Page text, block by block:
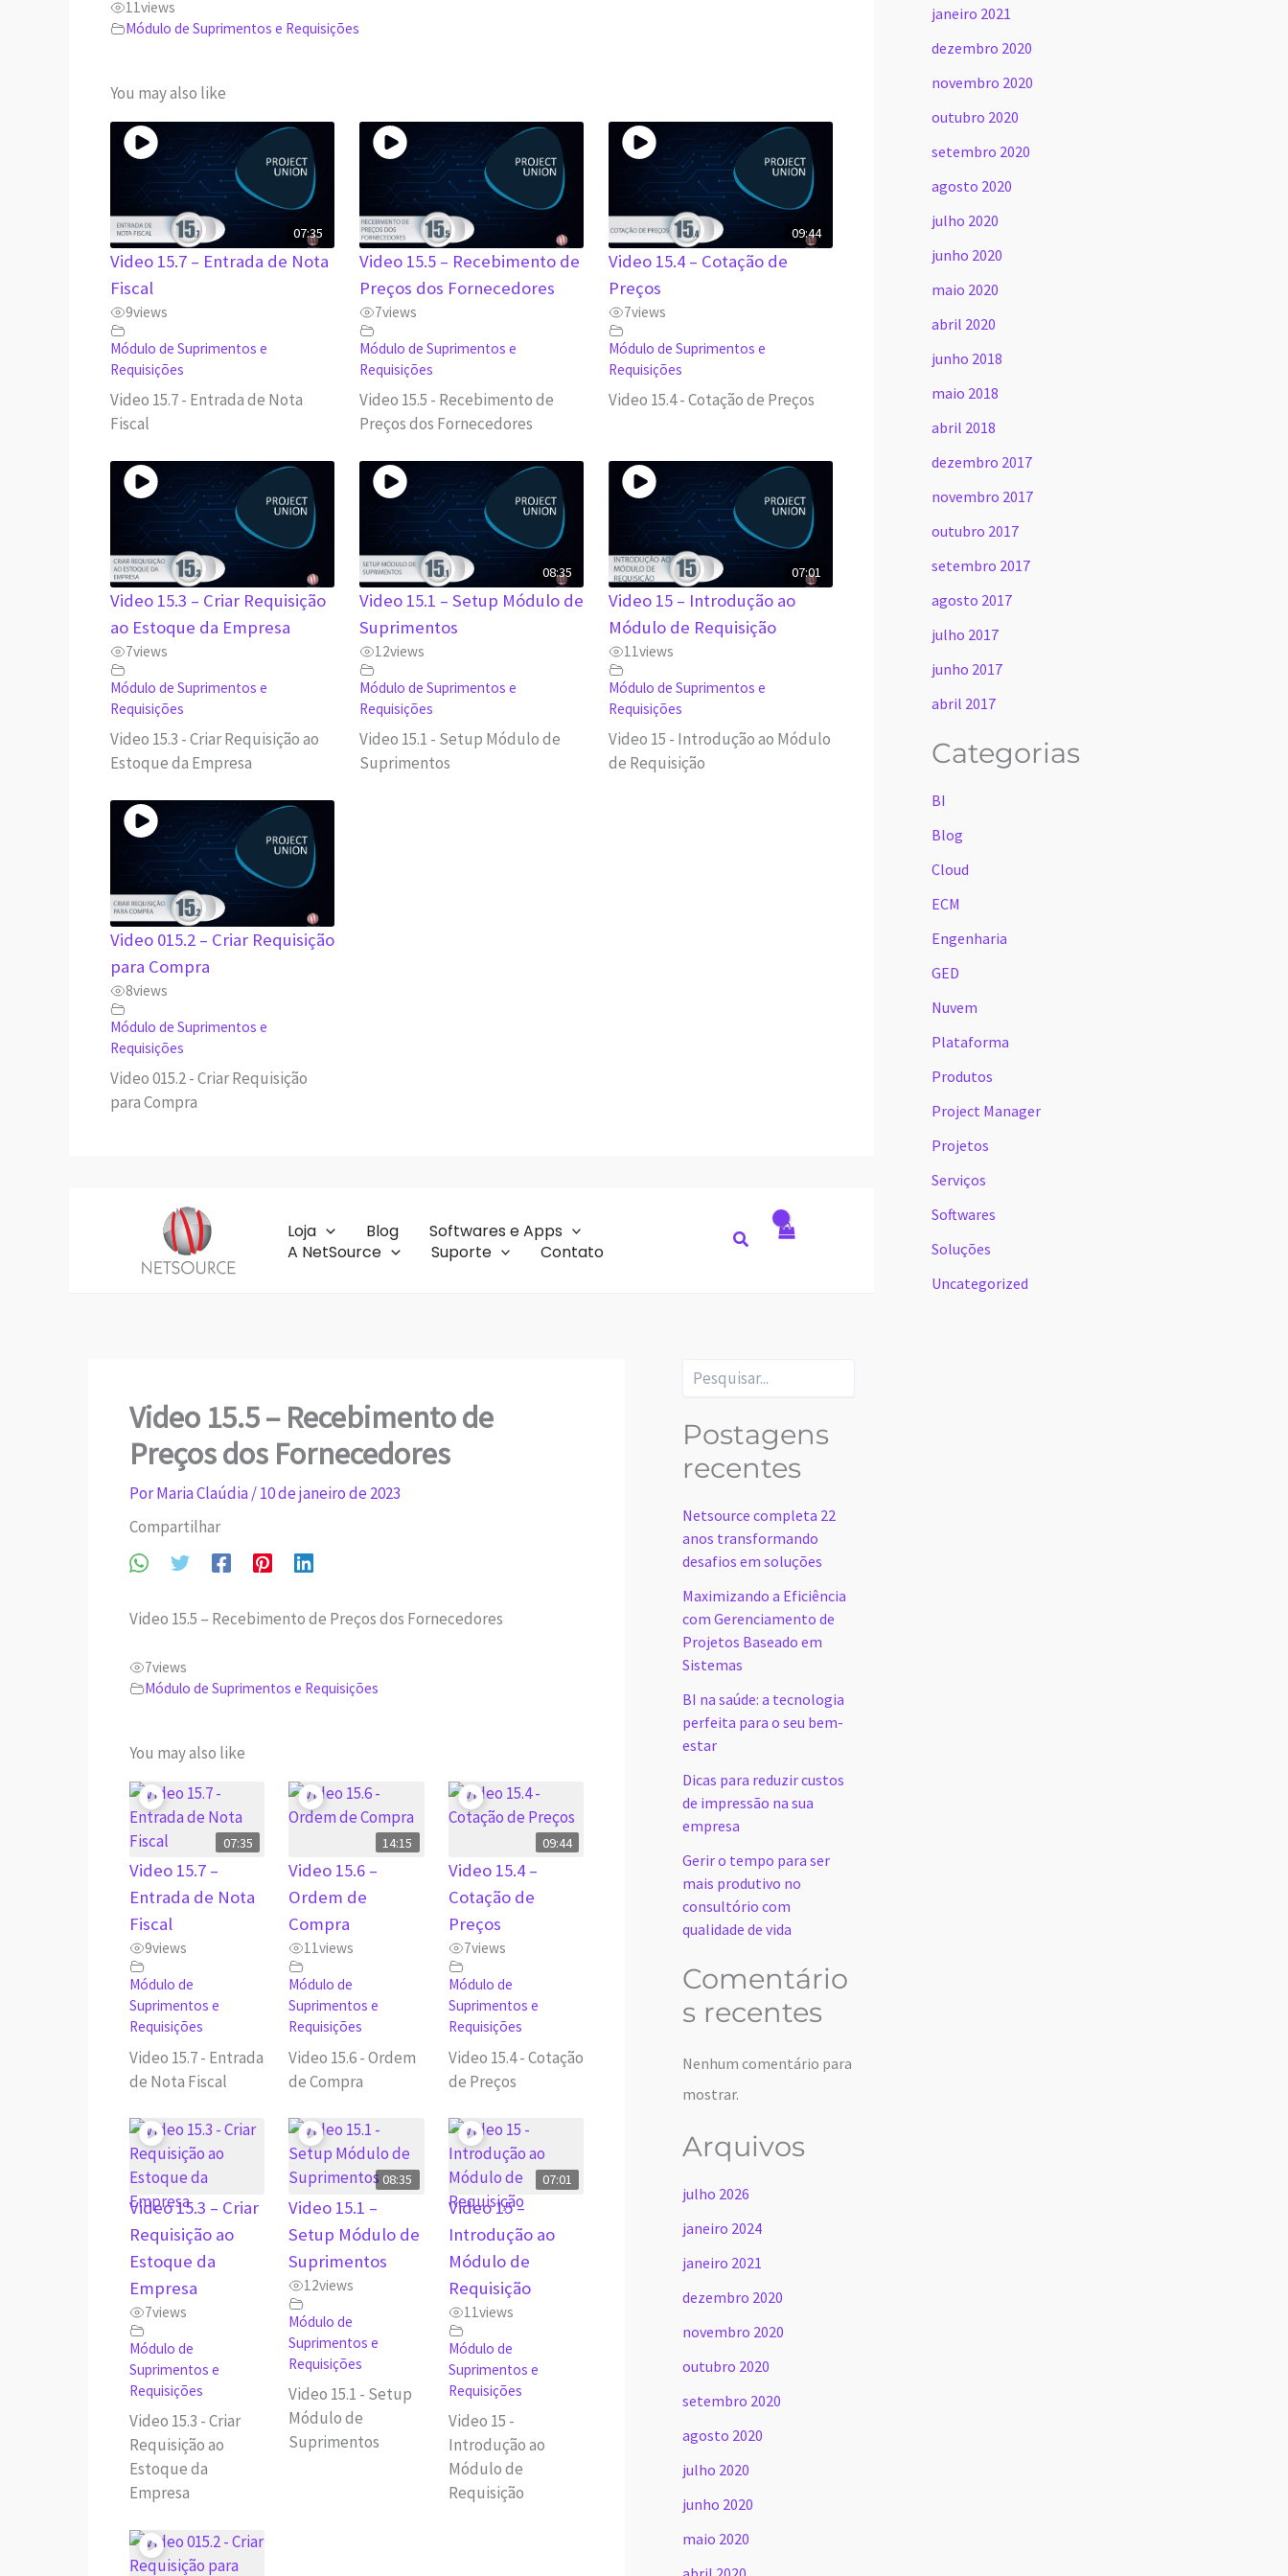
11views
Módulo de Suprimentos e Requisições
You may also like
07:35
Video 15.7 – Entrada de Nota
Fiscal
9views
Módulo de Suprimentos e
Requisições
Video 15.7 - Entrada de Nota
Fiscal
Video 15.5 – Recebimento de
Preços dos Fornecedores
7views
Módulo de Suprimentos e
Requisições
Video 15.5 - Recebimento de
Preços dos Fornecedores
09:44
Video 15.4 – Cotação de
Preços
7views
Módulo de Suprimentos e
Requisições
Video 15.4 - Cotação de Preços
Video 15.3 – Criar Requisição
ao Estoque da Empresa
7views
Módulo de Suprimentos e
Requisições
Video 15.3 - Criar Requisição ao
Estoque da Empresa
08:35
Video 15.1 – Setup Módulo de
Suprimentos
12views
Módulo de Suprimentos e
Requisições
Video 15.1 - Setup Módulo de
Suprimentos
07:01
Video 15 – Introdução ao
Módulo de Requisição
11views
Módulo de Suprimentos e
Requisições
Video 15 - Introdução ao Módulo
de Requisição
Video 015.2 – Criar Requisição
para Compra
8views
Módulo de Suprimentos e
Requisições
Video 015.2 - Criar Requisição
para Compra
Loja Blog
Softwares e Apps
A NetSource
Suporte Contato
Pesquisar
Video 15.5 – Recebimento de
Preços dos Fornecedores
PorMaria Claúdia/10 de janeiro de 2023
Compartilhar
Video 15.5 – Recebimento de Preços dos Fornecedores
7views
Módulo de Suprimentos e Requisições
You may also like
07:35
Video 15.7 –
Entrada de Nota
Fiscal
9views
Módulo de
Suprimentos e
Requisições
Video 15.7 - Entrada
de Nota Fiscal
14:15
Video 15.6 –
Ordem de
Compra
11views
Módulo de
Suprimentos e
Requisições
Video 15.6 - Ordem
de Compra
09:44
Video 15.4 –
Cotação de
Preços
7views
Módulo de
Suprimentos e
Requisições
Video 15.4 - Cotação
de Preços
Video 15.3 – Criar
Requisição ao
Estoque da
Empresa
7views
Módulo de
Suprimentos e
Requisições
Video 15.3 - Criar
Requisição ao
Estoque da
Empresa
08:35
Video 15.1 –
Setup Módulo de
Suprimentos
12views
Módulo de
Suprimentos e
Requisições
Video 15.1 - Setup
Módulo de
Suprimentos
07:01
Video 15 –
Introdução ao
Módulo de
Requisição
11views
Módulo de
Suprimentos e
Requisições
Video 15 -
Introdução ao
Módulo de
Requisição
Postagens
recentes
Netsource completa 22
anos transformando
desafios em soluções
Maximizando a Eficiência
com Gerenciamento de
Projetos Baseado em
Sistemas
BI na saúde: a tecnologia
perfeita para o seu bem-
estar
Dicas para reduzir custos
de impressão na sua
empresa
Gerir o tempo para ser
mais produtivo no
consultório com
qualidade de vida
Comentário
s recentes
Nenhum comentário para
mostrar.
Arquivos
julho 2026
janeiro 2024
janeiro 2021
dezembro 2020
novembro 2020
outubro 2020
setembro 2020
agosto 2020
julho 2020
junho 2020
maio 2020
janeiro 2021
dezembro 2020
novembro 2020
outubro 2020
setembro 2020
agosto 2020
julho 2020
junho 2020
maio 2020
abril 2020
junho 2018
maio 2018
abril 2018
dezembro 2017
novembro 2017
outubro 2017
setembro 2017
agosto 2017
julho 2017
junho 2017
abril 2017
Categorias
BI
Blog
Cloud
ECM
Engenharia
GED
Nuvem
Plataforma
Produtos
Project Manager
Projetos
Serviços
Softwares
Soluções
Uncategorized